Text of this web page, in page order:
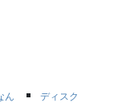
ん
ディスク